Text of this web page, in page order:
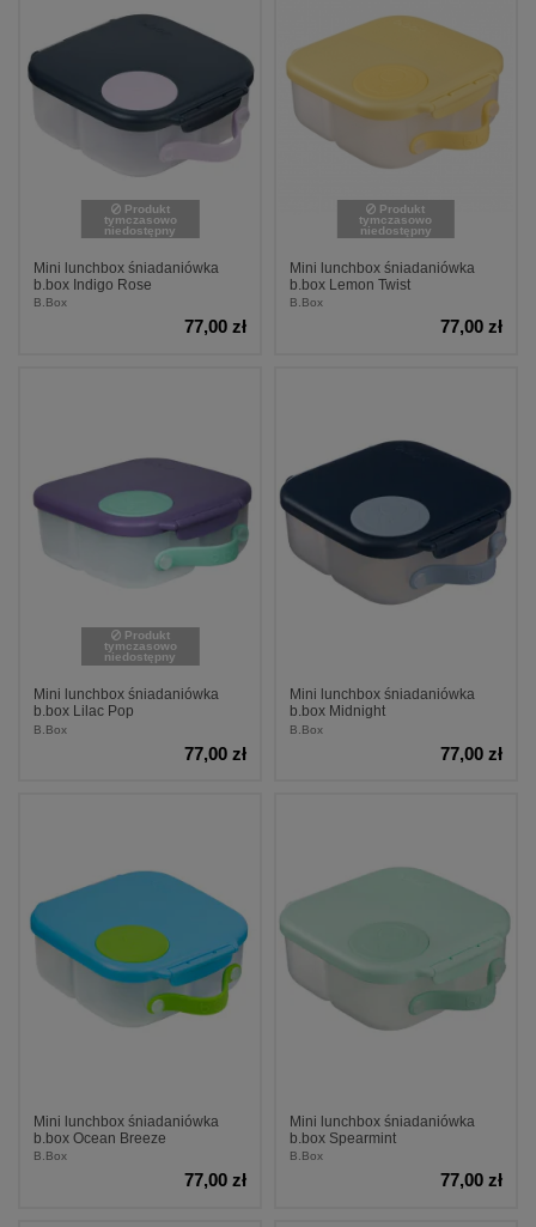
Produkt
tymczasowo
niedostępny
Mini lunchbox śniadaniówka
b.box Indigo Rose
B.Box
77,00 zł
Produkt
tymczasowo
niedostępny
Mini lunchbox śniadaniówka
b.box Lemon Twist
B.Box
77,00 zł
Produkt
tymczasowo
niedostępny
Mini lunchbox śniadaniówka
b.box Lilac Pop
B.Box
77,00 zł
Mini lunchbox śniadaniówka
b.box Midnight
B.Box
77,00 zł
Mini lunchbox śniadaniówka
b.box Ocean Breeze
B.Box
77,00 zł
Mini lunchbox śniadaniówka
b.box Spearmint
B.Box
77,00 zł